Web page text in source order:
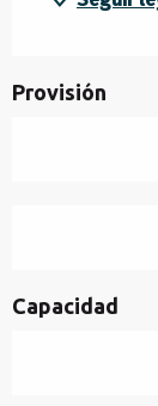
Provisión
Capacidad